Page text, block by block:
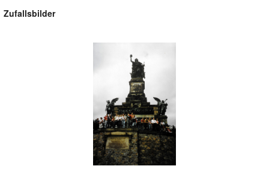
Zufallsbilder